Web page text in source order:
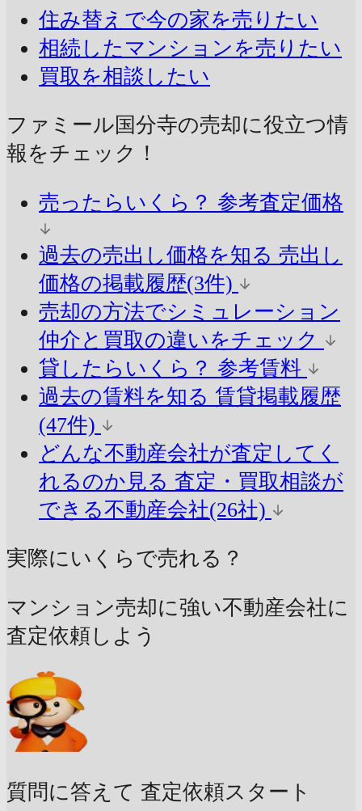
住み替えで今の家を売りたい
相続したマンションを売りたい
買取を相談したい
ファミール国分寺の売却に役立つ情
報をチェック！
売ったらいくら？ 参考査定価格
過去の売出し価格を知る 売出し
価格の掲載履歴(3件)
売却の方法でシミュレーション
仲介と買取の違いをチェック
貸したらいくら？ 参考賃料
過去の賃料を知る 賃貸掲載履歴
(47件)
どんな不動産会社が査定してく
れるのか見る 査定・買取相談が
できる不動産会社(26社)
実際にいくらで売れる？
マンション売却に強い不動産会社に
査定依頼しよう
質問に答えて 査定依頼スタート